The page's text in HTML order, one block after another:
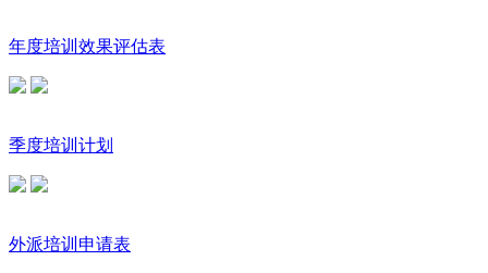
年度培训效果评估表
季度培训计划
外派培训申请表